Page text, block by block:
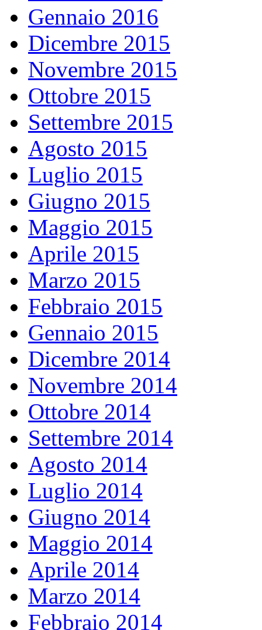
Gennaio 2016
Dicembre 2015
Novembre 2015
Ottobre 2015
Settembre 2015
Agosto 2015
Luglio 2015
Giugno 2015
Maggio 2015
Aprile 2015
Marzo 2015
Febbraio 2015
Gennaio 2015
Dicembre 2014
Novembre 2014
Ottobre 2014
Settembre 2014
Agosto 2014
Luglio 2014
Giugno 2014
Maggio 2014
Aprile 2014
Marzo 2014
Febbraio 2014